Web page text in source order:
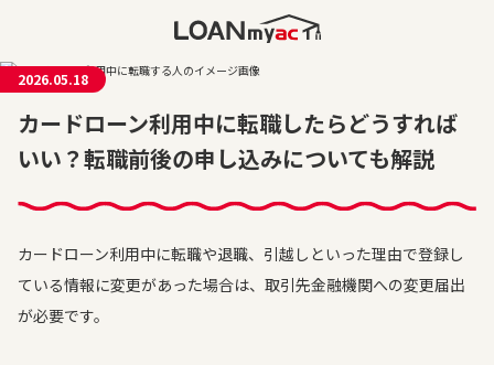
2026.05.18
カードローン利用中に転職したらどうすれば
いい？転職前後の申し込みについても解説
カードローン利用中に転職や退職、引越しといった理由で登録し
ている情報に変更があった場合は、取引先金融機関への変更届出
が必要です。